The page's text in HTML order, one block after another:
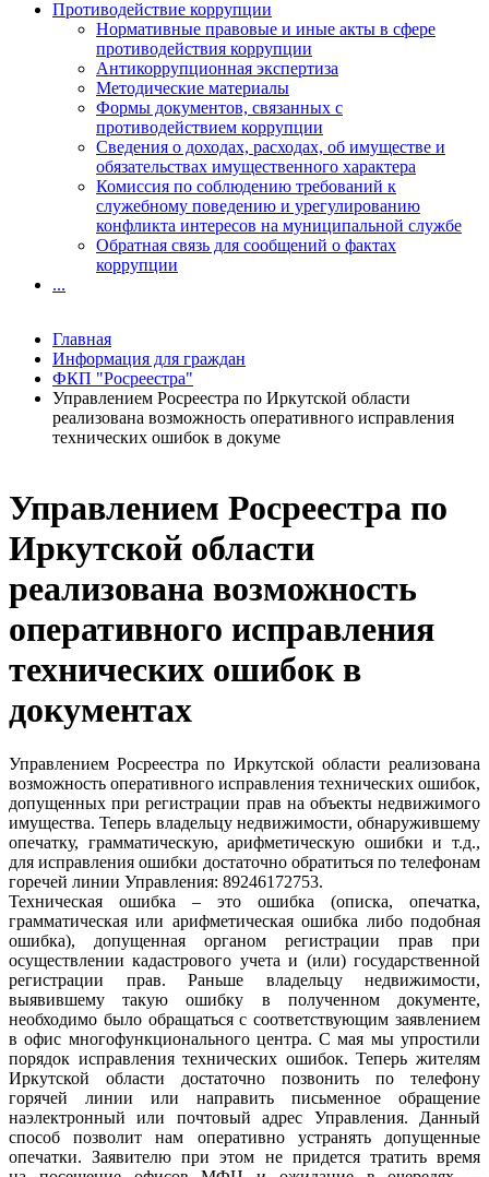
Управлением Росреестра по
Иркутской области
реализована возможность
оперативного исправления
технических ошибок в
документах
Управлением Росреестра по Иркутской области реализована
возможность оперативного исправления технических ошибок,
допущенных при регистрации прав на объекты недвижимого
имущества. Теперь владельцу недвижимости, обнаружившему
опечатку, грамматическую, арифметическую ошибки и т.д.,
для исправления ошибки достаточно обратиться по телефонам
горечей линии Управления: 89246172753.
Техническая ошибка – это ошибка (описка, опечатка,
грамматическая или арифметическая ошибка либо подобная
ошибка), допущенная органом регистрации прав при
осуществлении кадастрового учета и (или) государственной
регистрации прав. Раньше владельцу недвижимости,
выявившему такую ошибку в полученном документе,
необходимо было обращаться с соответствующим заявлением
в офис многофункционального центра. С мая мы упростили
порядок исправления технических ошибок. Теперь жителям
Иркутской области достаточно позвонить по телефону
горячей линии или направить письменное обращение
наэлектронный или почтовый адрес Управления. Данный
способ позволит нам оперативно устранять допущенные
опечатки. Заявителю при этом не придется тратить время
Противодействие коррупции
Нормативные правовые и иные акты в сфере
противодействия коррупции
Антикоррупционная экспертиза
Методические материалы
Формы документов, связанных с
противодействием коррупции
Сведения о доходах, расходах, об имуществе и
обязательствах имущественного характера
Комиссия по соблюдению требований к
служебному поведению и урегулированию
конфликта интересов на муниципальной службе
Обратная связь для сообщений о фактах
коррупции
...
Главная
Информация для граждан
ФКП "Росреестра"
Управлением Росреестра по Иркутской области
реализована возможность оперативного исправления
технических ошибок в докуме